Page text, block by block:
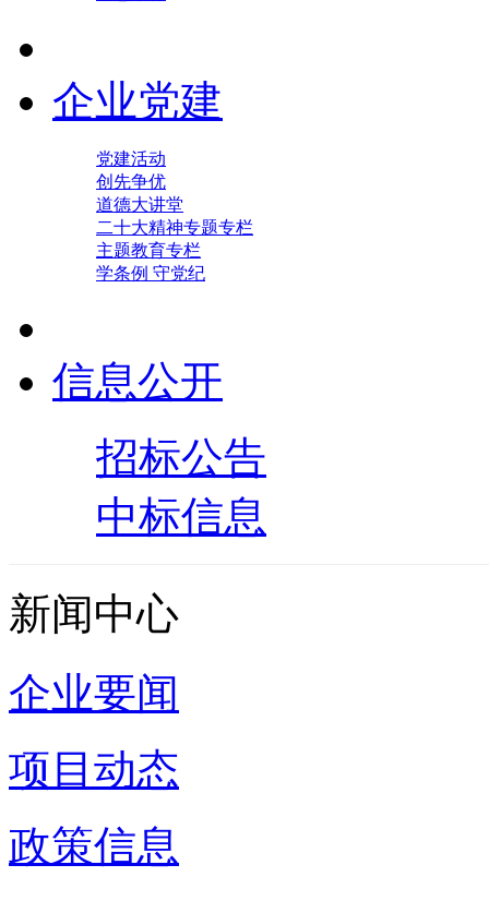
企业党建
党建活动
创先争优
道德大讲堂
二十大精神专题专栏
主题教育专栏
学条例 守党纪
信息公开
招标公告
中标信息
新闻中心
企业要闻
项目动态
政策信息